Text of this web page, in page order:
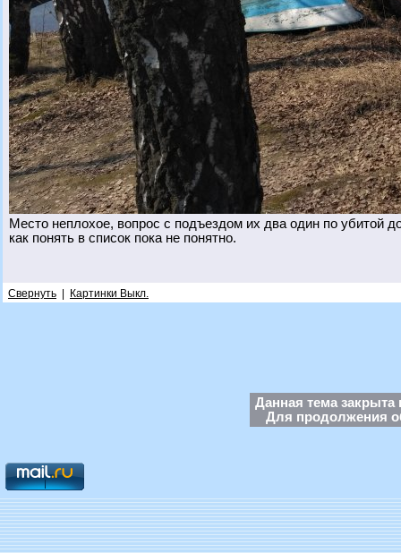
Место неплохое, вопрос с подъездом их два один по убитой
как понять в список пока не понятно.
Свернуть Картинки Выкл.
Данная тема закрыта
Для продолжения